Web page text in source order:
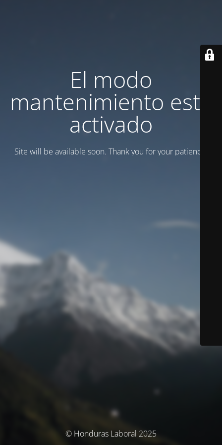
El modo
mantenimiento está
activado
Site will be available soon. Thank you for your patience!
© Honduras Laboral 2025